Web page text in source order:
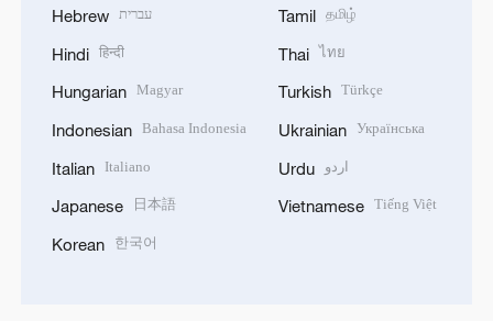
Hebrew עברית
Hindi हिन्दी
Hungarian Magyar
Indonesian Bahasa Indonesia
Italian Italiano
Japanese 日本語
Korean 한국어
Tamil தமிழ்
Thai ไทย
Turkish Türkçe
Ukrainian Українська
Urdu اردو
Vietnamese Tiếng Việt